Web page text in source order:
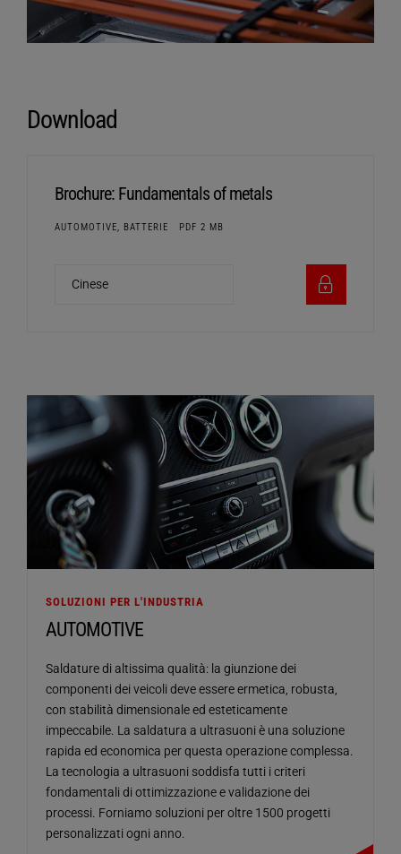
Download
Brochure: Fundamentals of metals
AUTOMOTIVE, BATTERIE PDF 2 MB
SOLUZIONI PER L'INDUSTRIA
AUTOMOTIVE
Saldature di altissima qualità: la giunzione dei
componenti dei veicoli deve essere ermetica, robusta,
con stabilità dimensionale ed esteticamente
impeccabile. La saldatura a ultrasuoni è una soluzione
rapida ed economica per questa operazione complessa.
La tecnologia a ultrasuoni soddisfa tutti i criteri
fondamentali di ottimizzazione e validazione dei
processi. Forniamo soluzioni per oltre 1500 progetti
personalizzati ogni anno.